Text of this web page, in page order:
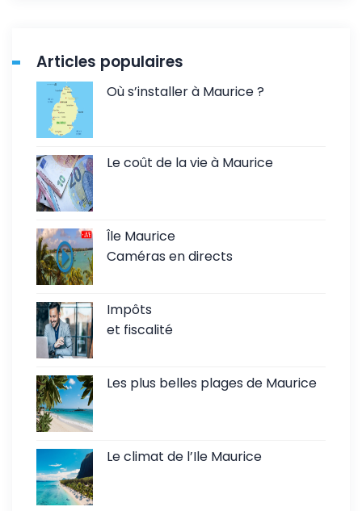
Articles populaires
Où s’installer à Maurice ?
Le coût de la vie à Maurice
Île Maurice
Caméras en directs
Impôts
et fiscalité
Les plus belles plages de Maurice
Le climat de l’Ile Maurice